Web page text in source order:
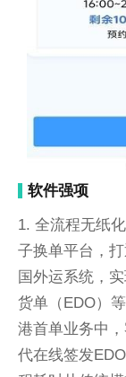
软件强项
1. 全流程无纸
子换单平台，
国外运系统，
货单（EDO）
港首单业务中
代在线签发